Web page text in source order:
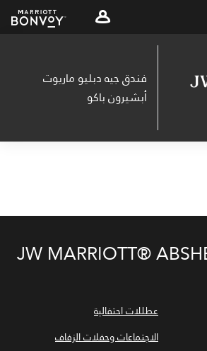
فندق جيه دبليو ماريوت
أبشيرون باكو
JW MARRIOTT®
عطللات احتفالية
الاجتماعات وحفلات الزفاف